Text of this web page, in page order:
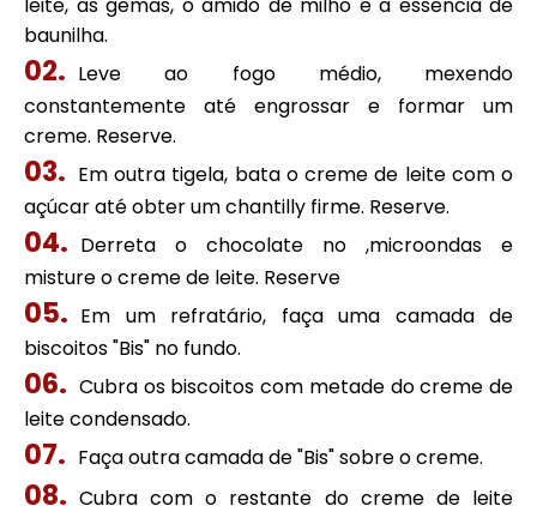
baunilha.
Leve ao fogo médio, mexendo
constantemente até engrossar e formar um
creme. Reserve.
Em outra tigela, bata o creme de leite com o
açúcar até obter um chantilly firme. Reserve.
Derreta o chocolate no ,microondas e
misture o creme de leite. Reserve
Em um refratário, faça uma camada de
biscoitos "Bis" no fundo.
Cubra os biscoitos com metade do creme de
leite condensado.
Faça outra camada de "Bis" sobre o creme.
Cubra com o restante do creme de leite